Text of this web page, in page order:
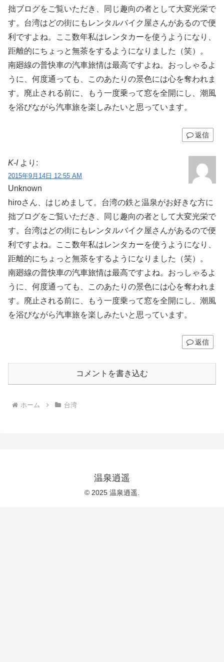
拙ブログをご覧いただき、同じ趣向の者として大変光栄で
す。台湾はどの街にもレンタルバイク屋さんがあるので便
利ですよね。ここ数年私はレンタカーを使うようになり、
距離的にちょっと無茶をするようになりました（笑）。
南廻線の普快車の汽車旅情は最高ですよね。おっしゃるよ
うに、何度通っても、このあたりの景色には心を奪われま
す。廃止される前に、もう一度乗って窓を全開にし、潮風
を浴びながら汽車旅を楽しみたいと思っています。
返信
K-I より:
2015年9月14日 12:55 AM
Unknown
hiroさん、はじめまして。台湾の鉄と温泉がお好きな方に
拙ブログをご覧いただき、同じ趣向の者として大変光栄で
す。台湾はどの街にもレンタルバイク屋さんがあるので便
利ですよね。ここ数年私はレンタカーを使うようになり、
距離的にちょっと無茶をするようになりました（笑）。
南廻線の普快車の汽車旅情は最高ですよね。おっしゃるよ
うに、何度通っても、このあたりの景色には心を奪われま
す。廃止される前に、もう一度乗って窓を全開にし、潮風
を浴びながら汽車旅を楽しみたいと思っています。
返信
コメントを書き込む
ホーム 台湾
温泉逍遥
© 2025 温泉逍遥.